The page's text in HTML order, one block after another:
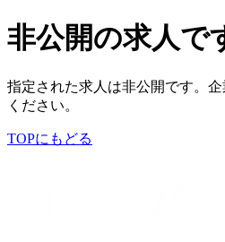
非公開の求人で
指定された求人は非公開です。
ください。
TOPにもどる